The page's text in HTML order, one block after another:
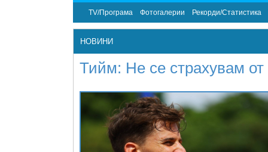
TV/Програма Фотогалерии Рекорди/Статистика
НОВИНИ
Тийм: Не се страхувам